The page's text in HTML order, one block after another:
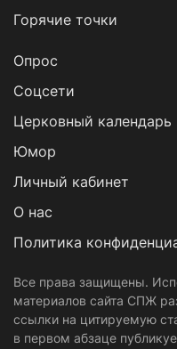
Горячие точки
Опрос
Cоцсети
Церковный календарь
Юмор
Личный кабинет
О нас
Политика
Все права защищены.
материалов сайта СПЖ
ссылки на цитируемую
в первом абзаце